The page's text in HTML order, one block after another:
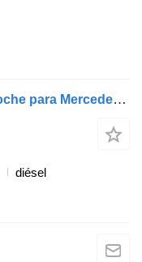
Blaupunkt 7620000020 radio de coche para Mercedes-Benz Econic (1998-2014) camión
diésel